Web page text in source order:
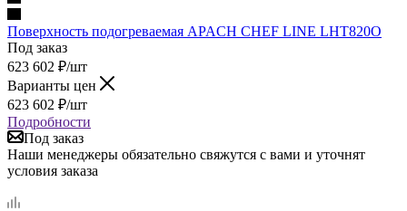
Поверхность подогреваемая APACH CHEF LINE LHT820O
Под заказ
623 602 ₽/шт
Варианты цен
623 602 ₽/шт
Подробности
Под заказ
Наши менеджеры обязательно свяжутся с вами и уточнят
условия заказа